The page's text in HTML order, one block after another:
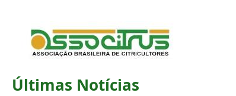
Últimas Notícias